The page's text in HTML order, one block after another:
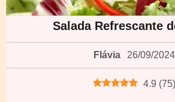
Salada Refrescante
Flávia 26/09/2024
4.9 (75)